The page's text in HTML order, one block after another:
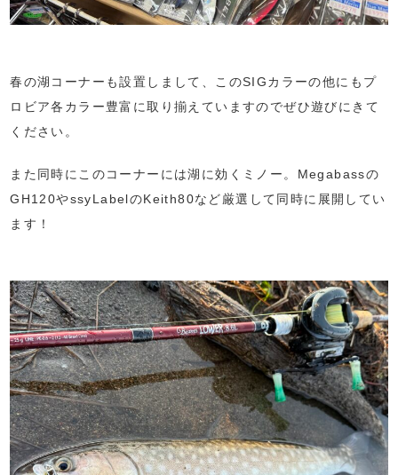
春の湖コーナーも設置しまして、このSIGカラーの他にもプ
ロビア各カラー豊富に取り揃えていますのでぜひ遊びにきて
ください。
また同時にこのコーナーには湖に効くミノー。Megabassの
GH120やssyLabelのKeith80など厳選して同時に展開してい
ます！